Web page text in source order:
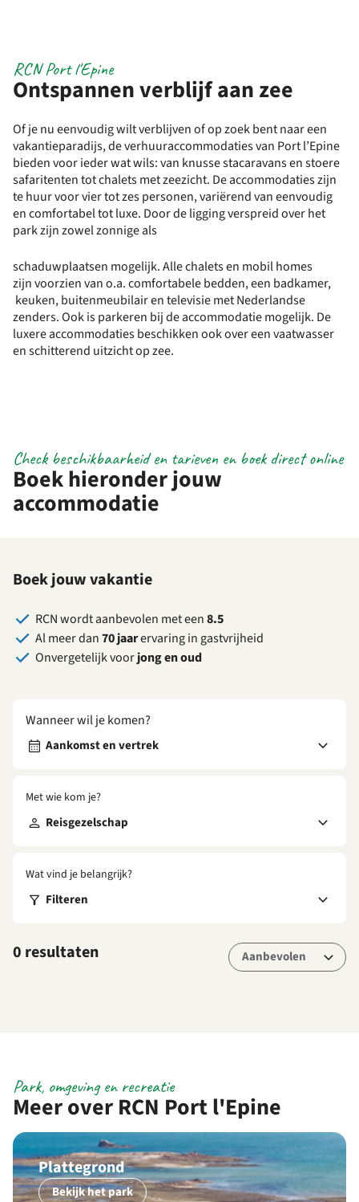
Ontspannen verblijf aan zee
RCN Port l'Epine
Of je nu eenvoudig wilt verblijven of op zoek bent naar een
vakantieparadijs, de verhuuraccommodaties van Port l’Epine
bieden voor ieder wat wils: van knusse stacaravans en stoere
safaritenten tot chalets met zeezicht. De accommodaties zijn
te huur voor vier tot zes personen, variërend van eenvoudig
en comfortabel tot luxe. Door de ligging verspreid over het
park zijn zowel zonnige als
schaduwplaatsen mogelijk. Alle chalets en mobil homes
zijn voorzien van o.a. comfortabele bedden, een badkamer,
keuken, buitenmeubilair en televisie met Nederlandse
zenders. Ook is parkeren bij de accommodatie mogelijk. De
luxere accommodaties beschikken ook over een vaatwasser
en schitterend uitzicht op zee.
Boek hieronder jouw
accommodatie
Check beschikbaarheid en tarieven en boek direct online
Boek jouw vakantie
RCN wordt aanbevolen met een8.5
Al meer dan70 jaarervaring in gastvrijheid
Onvergetelijk voorjong en oud
Wanneer wil je komen?
Aankomst en vertrek
Met wie kom je?
Reisgezelschap
Wat vind je belangrijk?
Filteren
0 resultaten
Meer over RCN Port l'Epine
Park, omgeving en recreatie
Plattegrond
Bekijk het park